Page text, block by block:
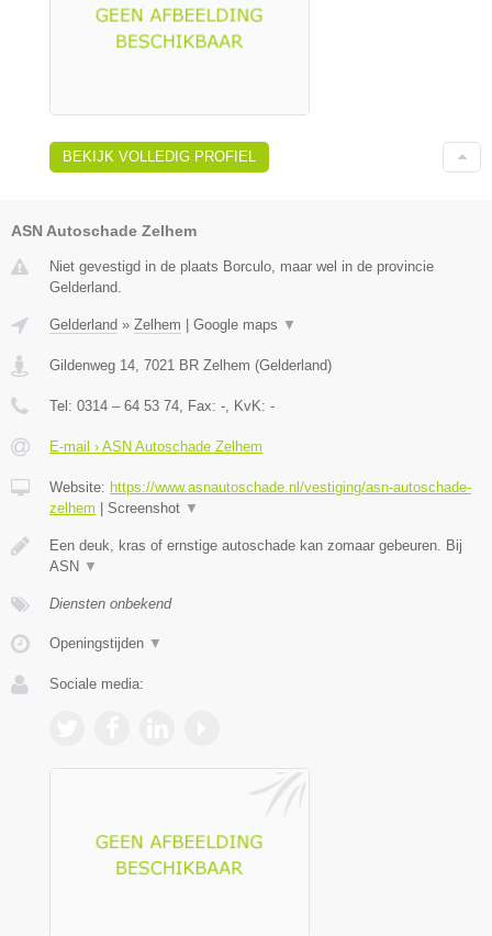
BEKIJK VOLLEDIG PROFIEL
ASN Autoschade Zelhem
Niet gevestigd in de plaats Borculo, maar wel in de provincie
Gelderland.
Gelderland » Zelhem | Google maps ▼
Gildenweg 14 7021 BR Zelhem (Gelderland)
Tel: 0314 – 64 53 74 , Fax: - , KvK: -
E-mail › ASN Autoschade Zelhem
Website: https://www.asnautoschade.nl/vestiging/asn-autoschade-
zelhem | Screenshot ▼
Een deuk, kras of ernstige autoschade kan zomaar gebeuren. Bij
ASN ▼
Diensten onbekend
Openingstijden ▼
Sociale media: